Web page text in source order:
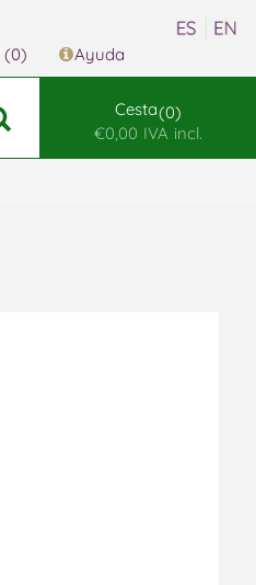
(0) Ayuda
Cesta 0
€0,00 IVA incl.